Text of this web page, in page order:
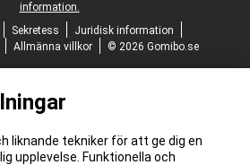
information.
Sekretess
Juridisk information
Allmänna villkor © 2026 Gomibo.se
liknande tekniker för att ge dig en
upplevelse. Funktionella och